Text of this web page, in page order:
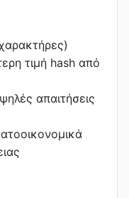
τιμή hash από
απαιτήσεις